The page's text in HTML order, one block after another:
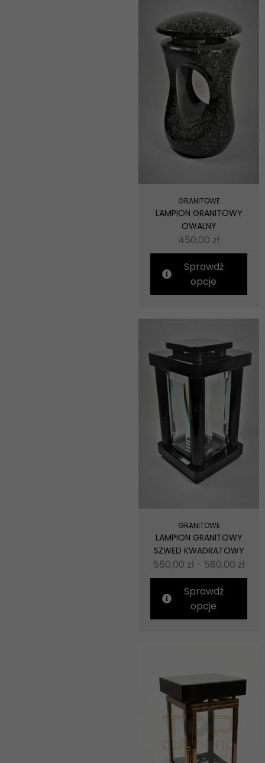
GRANITOWE
LAMPION GRANITOWY
OWALNY
450,00 zł
Sprawdź
opcje
GRANITOWE
LAMPION GRANITOWY
SZWED KWADRATOWY
550,00 zł - 580,00 zł
Sprawdź
opcje